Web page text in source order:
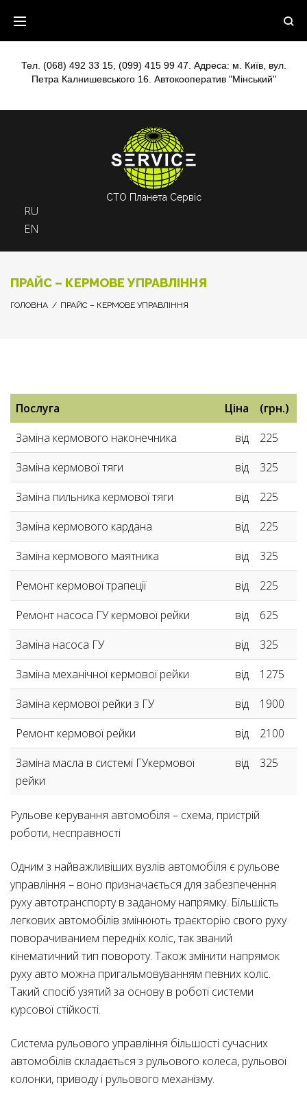
content
Тел. (068) 492 33 15, (099) 415 99 47 . Адреса: м. Київ, вул.
Петра Калнишевського 16. Автокооператив "Мінський"
СТО Планета Сервіс
RU
EN
ПРАЙС – КЕРМОВЕ УПРАВЛІННЯ
ГОЛОВНА / ПРАЙС – КЕРМОВЕ УПРАВЛІННЯ
ПРАЙС
-
КЕРМОВЕ
УПРАВЛІННЯ
Послуга Ціна
(грн.)
Заміна кермового наконечника
від
225
Заміна кермової тяги
від
325
Заміна пильника кермової тяги
від
225
Заміна кермового кардана
від
225
Заміна кермового маятника
від
325
Ремонт кермової трапеції
від
225
Ремонт насоса ГУ кермової рейки
від
625
Заміна насоса ГУ
від
325
Заміна механічної кермової рейки
від
1275
Заміна кермової рейки з ГУ
від
1900
Ремонт кермової рейки
від
2100
Заміна масла в системі ГУкермової
рейки
від 325
Рульове керування автомобіля – схема, пристрій
роботи, несправності
Одним з найважливіших вузлів автомобіля є рульове
управління – воно призначається для забезпечення
руху автотранспорту в заданому напрямку. Більшість
легкових автомобілів змінюють траєкторію свого руху
поворачиванием передніх коліс, так званий
кінематичний тип повороту. Також змінити напрямок
руху авто можна пригальмовуванням певних коліс.
Такий спосіб узятий за основу в роботі системи
курсової стійкості.
Система рульового управління більшості сучасних
автомобілів складається з рульового колеса, рульової
колонки, приводу і рульового механізму.